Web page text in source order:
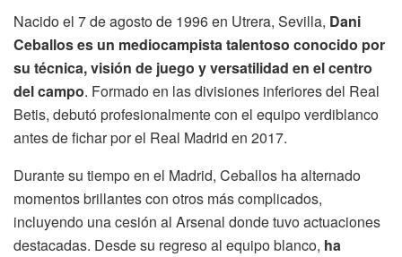
Nacido el 7 de agosto de 1996 en Utrera, Sevilla, Dani
Ceballos es un mediocampista talentoso conocido por
su técnica, visión de juego y versatilidad en el centro
del campo. Formado en las divisiones inferiores del Real
Betis, debutó profesionalmente con el equipo verdiblanco
antes de fichar por el Real Madrid en 2017.
Durante su tiempo en el Madrid, Ceballos ha alternado
momentos brillantes con otros más complicados,
incluyendo una cesión al Arsenal donde tuvo actuaciones
destacadas. Desde su regreso al equipo blanco, ha